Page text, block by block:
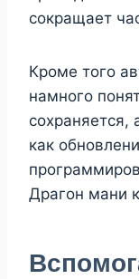
сокращает
Кроме того
намного
сохраняется,
как
Драгон мани